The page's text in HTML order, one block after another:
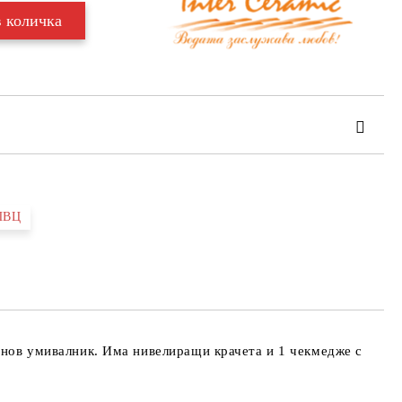
умивалник. Има нивелиращи крачета и 1 чекмедже с